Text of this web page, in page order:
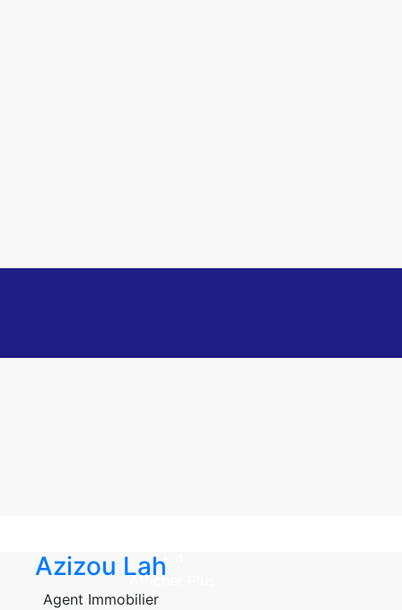
+ 4
Afficher Plus
Azizou Lah
Agent Immobilier